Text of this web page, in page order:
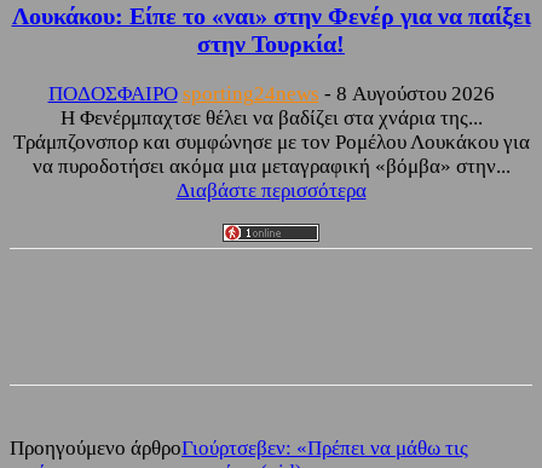
Λουκάκου: Είπε το «ναι» στην Φενέρ για να παίξει
στην Τουρκία!
ΠΟΔΟΣΦΑΙΡΟ sporting24news - 8 Αυγούστου 2026
Η Φενέρμπαχτσε θέλει να βαδίζει στα χνάρια της...
Τράμπζονσπορ και συμφώνησε με τον Ρομέλου Λουκάκου για
να πυροδοτήσει ακόμα μια μεταγραφική «βόμβα» στην...
Διαβάστε περισσότερα
Προηγούμενο άρθροΓιούρτσεβεν: «Πρέπει να μάθω τις